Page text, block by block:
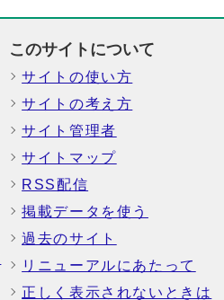
このサイトについて
サイトの使い方
サイトの考え方
サイト管理者
サイトマップ
RSS配信
掲載データを使う
過去のサイト
リニューアルにあたって
正しく表示されないときは